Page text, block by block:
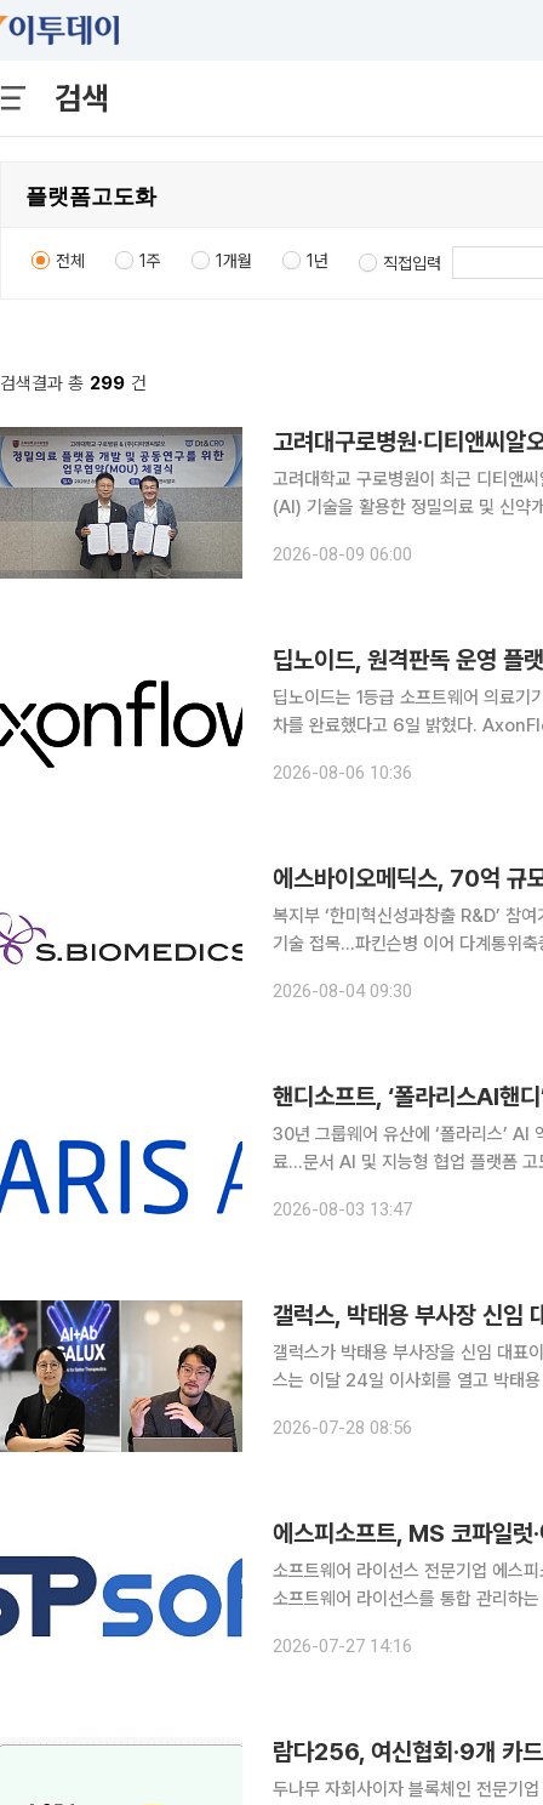
검색
전체 1주 1개월 1년 직접입력
검색결과 총 299 건
고려대구로병원·디티앤씨알
고려대학교 구로병원이 최근 디티앤
(AI) 기술을 활용한 정밀의료 및 신약개발
원 역량을 결합해 정밀의료와 신약개
2026-08-09 06:00
딥노이드, 원격판독 운영 플
딥노이드는 1등급 소프트웨어 의료
차를 완료했다고 6일 밝혔다. AxonFlow는 판독 배정, 소견서, 정산, 인증 등 병원 및 검진센터의
흐름과 데이터를 연결하는 의료 AI 서
2026-08-06 10:36
복지부 ‘한미혁신성과창출 R&D’ 참
기술 접목…파킨슨병 이어 다계통위축증ㆍ치매 등 적응증
부가 지원하는 ‘2026년도 연구중심
2026-08-04 09:30
핸디소프트, ‘폴라리스AI핸
30년 그룹웨어 유산에 ‘폴라리스’
료…문서 AI 및 지능형 협업 플랫폼 고도화 국내 그룹웨어 시장을 개척해 온 핸디소프
다. 폴라리스AI핸디는 최근 임시주
2026-08-03 13:47
갤럭스가 박태용 부사장을 신임 대표이
스는 이달 24일 이사회를 열고 박태
개(IPO)를 체계적으로 준비하기 위한
2026-07-28 08:56
에스피소프트, MS 코파일
소프트웨어 라이선스 전문기업 에스
소프트웨어 라이선스를 통합 관리하
(SPLA·Service Provider
2026-07-27 14:16
람다256, 여신협회·9개 카
두나무 자회사이자 블록체인 전문기